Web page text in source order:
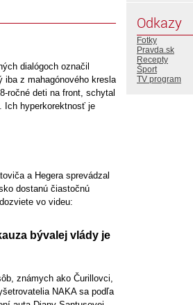
dialógoch označil
iba z mahagónového kresla
ročné deti na front, schytal
Ich hyperkorektnosť je
a Hegera sprevádzal
dostanú čiastočnú
vo videu:
bývalej vlády je
známych ako Čurillovci,
NAKA sa podľa
Odkazy
Fotky
Pravda.sk
Recepty
Šport
TV program